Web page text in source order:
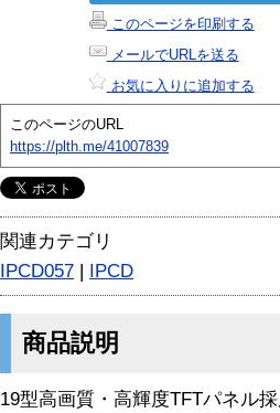
このページを印刷する
メールでURLを送る
お気に入りに追加する
このページのURL
https://plth.me/41007839
関連カテゴリ
IPCD057 | IPCD
商品説明
19型高画質・高輝度TFTパネル